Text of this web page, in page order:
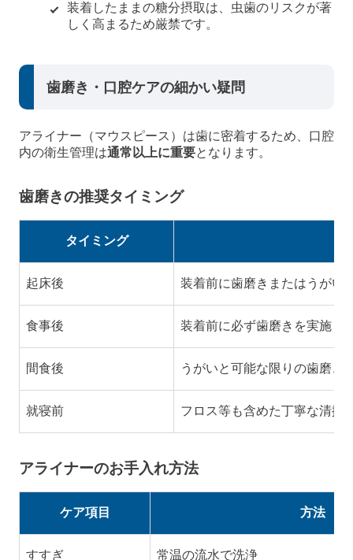
装着したままの糖分摂取は、虫歯のリスクが著
しく高まるため厳禁です。
歯磨き・口腔ケアの細かい疑問
アライナー（マウスピース）は歯に密着するため、口腔
内の衛生管理は通常以上に重要となります。
歯磨きの推奨タイミング
タイミング
起床後 装着前に歯磨きまたはうがい
食事後 装着前に必ず歯磨きを実施
間食後 うがいと可能な限りの歯磨き
就寝前 フロス等も含めた丁寧な清掃
アライナーのお手入れ方法
ケア項目 方法
すすぎ 常温の流水で洗浄